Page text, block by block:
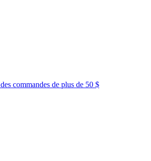
des commandes de plus de 50 $